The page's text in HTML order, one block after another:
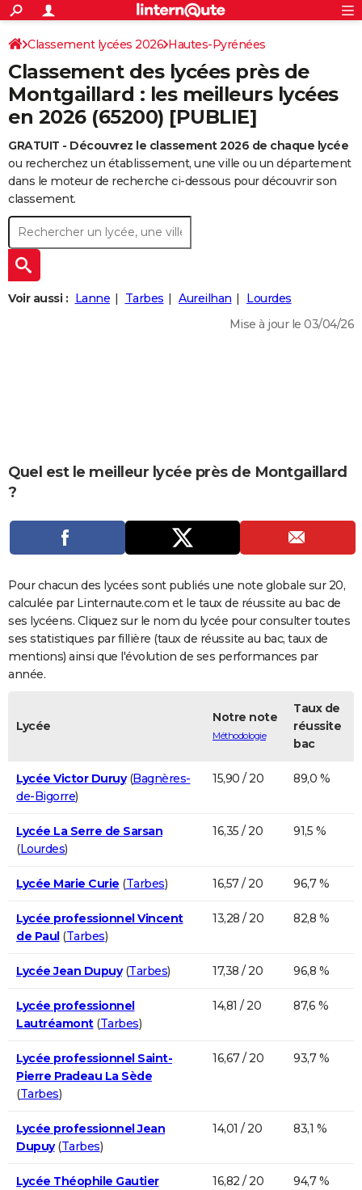
ACTUALITÉS
Politique
Société
Faits Divers
Education
Monde
Villes
+
SPORT
Coupe du monde 2026
Football
Tennis
Cyclisme
Rugby
Forum
Programme TV
TNT
Streaming
Cinéma
Sorties cinéma
Musique
+
FINANCE
Retraite
Impôts
Epargne
Immobilier
Risques naturels par ville
Banque
Assurance
Crédit
AUTO
Essais
Réserver un essai
Citadines
Berlines
SUV
Forum auto
+
HIGH-TECH
BRICOLAGE
Forum
Aménagement intérieur
Extérieur
Cuisine
Salle de bains
Jardinage
Rangement
+WEEK-END
Guides de France
Escapades
Patrimoine
Expositions
Musées
Week-end nature
+
LIFESTYLE
CARTE DE VOEUX
Dictionnaire
Biographies
Expressions
Proverbes
PROGRAMME TV
COPAINS D'AVANT
S'inscrire
Se connecter
Lycées
Collèges
Primaires
Universités
Entreprises
Service militaire
Avis de recherche
AVIS DE DÉCÈS
FORUM
Bricolage
Lifestyle
Culture
Sport
Auto
Television
Voyage
Cinema
S'inscrire
Connexion
Classement lycées 2026 Hautes-Pyrénées
Classement des lycées près de
Montgaillard : les meilleurs lycées
en 2026 (65200) [PUBLIE]
GRATUIT - Découvrez le classement 2026 de chaque lycée
ou recherchez un établissement, une ville ou un département
dans le moteur de recherche ci-dessous pour découvrir son
classement.
Voir aussi : Lanne Tarbes Aureilhan
Lourdes
Mise à jour le 03/04/26
Quel est le meilleur lycée près de Montgaillard
?
Pour chacun des lycées sont publiés une note globale sur 20,
calculée par Linternaute.com et le taux de réussite au bac de
ses lycéens. Cliquez sur le nom du lycée pour consulter toutes
ses statistiques par fillière (taux de réussite au bac, taux de
mentions) ainsi que l'évolution de ses performances par
année.
Lycée
Notre note
Méthodologie
Taux de
réussite
bac
Lycée Victor Duruy(Bagnères-
de-Bigorre)
15,90 / 20 89,0 %
Lycée La Serre de Sarsan
(Lourdes)
16,35 / 20 91,5 %
Lycée Marie Curie (Tarbes) 16,57 / 20 96,7 %
Lycée professionnel Vincent
de Paul(Tarbes)
13,28 / 20 82,8 %
Lycée Jean Dupuy(Tarbes) 17,38 / 20 96,8 %
Lycée professionnel
Lautréamont(Tarbes)
14,81 / 20 87,6 %
Lycée professionnel Saint-
Pierre Pradeau La Sède
(Tarbes)
16,67 / 20 93,7 %
Lycée professionnel Jean
Dupuy(Tarbes)
14,01 / 20 83,1 %
Lycée Théophile Gautier
16,82 / 20 94,7 %